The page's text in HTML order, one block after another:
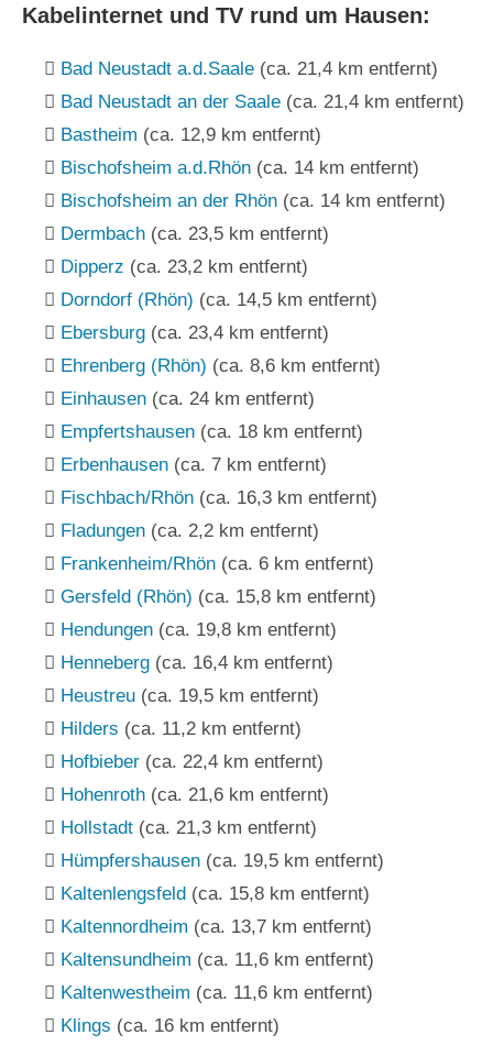
Kabelinternet und TV rund um Hausen:
Bad Neustadt a.d.Saale (ca. 21,4 km entfernt)
Bad Neustadt an der Saale (ca. 21,4 km entfernt)
Bastheim (ca. 12,9 km entfernt)
Bischofsheim a.d.Rhön (ca. 14 km entfernt)
Bischofsheim an der Rhön (ca. 14 km entfernt)
Dermbach (ca. 23,5 km entfernt)
Dipperz (ca. 23,2 km entfernt)
Dorndorf (Rhön) (ca. 14,5 km entfernt)
Ebersburg (ca. 23,4 km entfernt)
Ehrenberg (Rhön) (ca. 8,6 km entfernt)
Einhausen (ca. 24 km entfernt)
Empfertshausen (ca. 18 km entfernt)
Erbenhausen (ca. 7 km entfernt)
Fischbach/Rhön (ca. 16,3 km entfernt)
Fladungen (ca. 2,2 km entfernt)
Frankenheim/Rhön (ca. 6 km entfernt)
Gersfeld (Rhön) (ca. 15,8 km entfernt)
Hendungen (ca. 19,8 km entfernt)
Henneberg (ca. 16,4 km entfernt)
Heustreu (ca. 19,5 km entfernt)
Hilders (ca. 11,2 km entfernt)
Hofbieber (ca. 22,4 km entfernt)
Hohenroth (ca. 21,6 km entfernt)
Hollstadt (ca. 21,3 km entfernt)
Hümpfershausen (ca. 19,5 km entfernt)
Kaltenlengsfeld (ca. 15,8 km entfernt)
Kaltennordheim (ca. 13,7 km entfernt)
Kaltensundheim (ca. 11,6 km entfernt)
Kaltenwestheim (ca. 11,6 km entfernt)
Klings (ca. 16 km entfernt)